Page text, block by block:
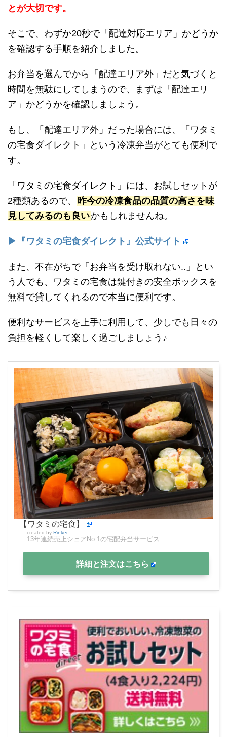
とが大切です。
そこで、わずか20秒で「配達対応エリア」かどうか
を確認する手順を紹介しました。
お弁当を選んでから「配達エリア外」だと気づくと
時間を無駄にしてしまうので、まずは「配達エリ
ア」かどうかを確認しましょう。
もし、「配達エリア外」だった場合には、「ワタミ
の宅食ダイレクト」という冷凍弁当がとても便利で
す。
「ワタミの宅食ダイレクト」には、お試しセットが
2種類あるので、
昨今の冷凍食品の品質の高さを味
見してみるのも良いかもしれませんね。
▶『ワタミの宅食ダイレクト』公式サイト
また、不在がちで「お弁当を受け取れない..」とい
う人でも、ワタミの宅食は鍵付きの安全ボックスを
無料で貸してくれるので本当に便利です。
便利なサービスを上手に利用して、少しでも日々の
負担を軽くして楽しく過ごしましょう♪
【ワタミの宅食】
created by Rinker
13年連続売上シェアNo.1の宅配弁当サービス
詳細と注文はこちら